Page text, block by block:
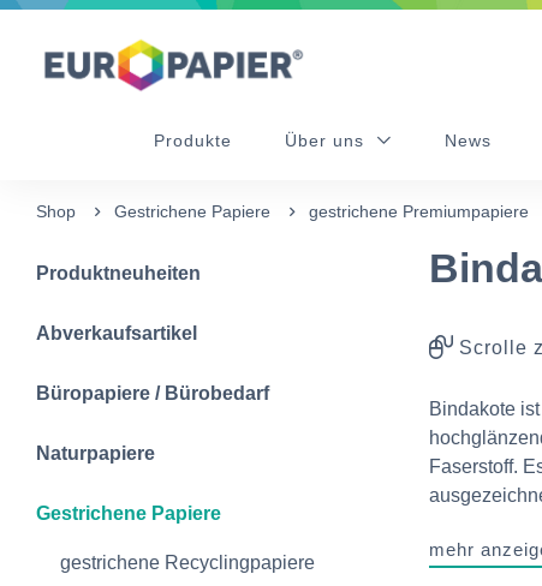
Table Of Content
Diese Produkte könnten Sie auch interessieren
Buchprojekt "Totes Gebirge" auf Bindakote & IBO
Produkte Über uns News
Shop Gestrichene Papiere gestrichene Premiumpapiere
Produktneuheiten
Abverkaufsartikel
Büropapiere / Bürobedarf
Naturpapiere
Gestrichene Papiere
gestrichene Recyclingpapiere
Scrolle
Bindakote
Faserstoff.
mehr